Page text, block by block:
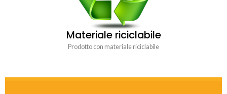
Materiale riciclabile
Prodotto con materiale riciclabile